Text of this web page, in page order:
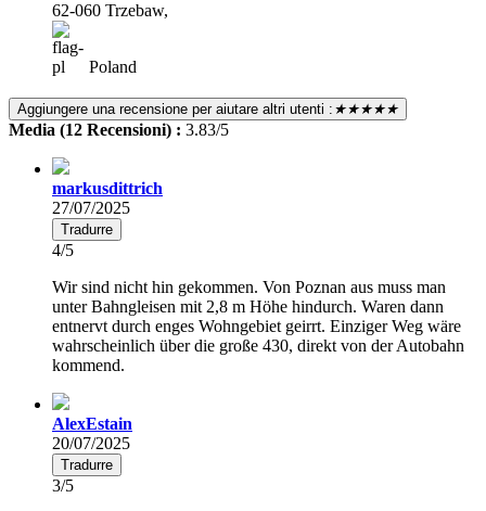
62-060 Trzebaw,
Poland
Aggiungere una recensione per aiutare altri utenti : ★★★★★
Media (12 Recensioni) : 3.83/5
markusdittrich
27/07/2025
Tradurre
4/5
Wir sind nicht hin gekommen. Von Poznan aus muss man
unter Bahngleisen mit 2,8 m Höhe hindurch. Waren dann
entnervt durch enges Wohngebiet geirrt. Einziger Weg wäre
wahrscheinlich über die große 430, direkt von der Autobahn
kommend.
AlexEstain
20/07/2025
Tradurre
3/5